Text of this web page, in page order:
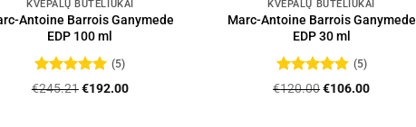
KVEPALŲ BUTELIUKAI
Antoine Barrois Ganymede
EDP 100 ml
Įvertinimas:
(5)
€245.21Original
€192.00Current
KVEPALŲ BUTELIUKAI
Marc-Antoine Barrois Ganymede
EDP 30 ml
Įvertinimas:
(5)
€120.00Original
€106.00Current